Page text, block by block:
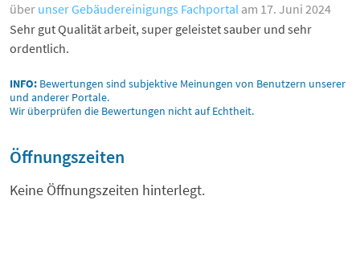
über unser Gebäudereinigungs Fachportal am 17. Juni 2024
Sehr gut Qualität arbeit, super geleistet sauber und sehr
ordentlich.
INFO: Bewertungen sind subjektive Meinungen von Benutzern unserer
und anderer Portale.
Wir überprüfen die Bewertungen nicht auf Echtheit.
Öffnungszeiten
Keine Öffnungszeiten hinterlegt.